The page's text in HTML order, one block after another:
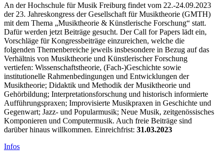
An der Hochschule für Musik Freiburg findet vom 22.-24.09.2023
der 23. Jahreskongress der Gesellschaft für Musiktheorie (GMTH)
mit dem Thema „Musiktheorie & Künstlerische Forschung“ statt.
Dafür werden jetzt Beiträge gesucht. Der Call for Papers lädt ein,
Vorschläge für Kongressbeiträge einzureichen, welche die
folgenden Themenbereiche jeweils insbesondere in Bezug auf das
Verhältnis von Musiktheorie und Künstlerischer Forschung
vertiefen: Wissenschaftstheorie, (Fach-)Geschichte sowie
institutionelle Rahmenbedingungen und Entwicklungen der
Musiktheorie; Didaktik und Methodik der Musiktheorie und
Gehörbildung; Interpretationsforschung und historisch informierte
Aufführungspraxen; Improvisierte Musikpraxen in Geschichte und
Gegenwart; Jazz- und Popularmusik; Neue Musik, zeitgenössisches
Komponieren und Computermusik. Auch freie Beiträge sind
darüber hinaus willkommen. Einreichfrist: 31.03.2023
Infos